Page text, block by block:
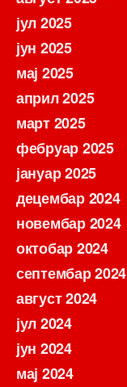
јул 2025
јун 2025
мај 2025
април 2025
март 2025
фебруар 2025
јануар 2025
децембар 2024
новембар 2024
октобар 2024
септембар 2024
август 2024
јул 2024
јун 2024
мај 2024